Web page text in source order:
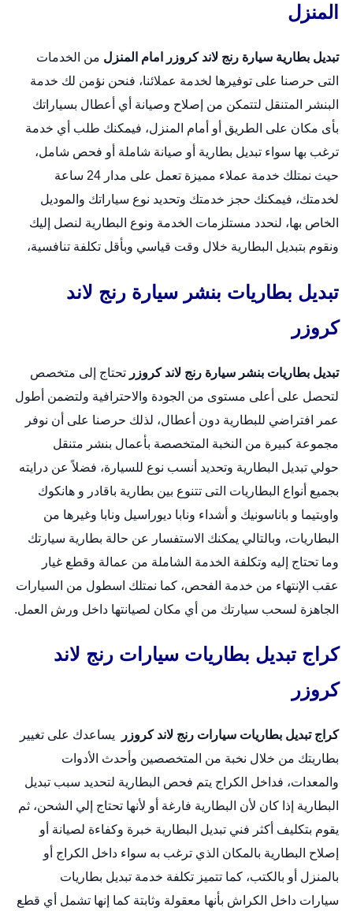
المنزل
تبديل بطارية سيارة رنج لاند كروزر امام المنزل من الخدمات
التى حرصنا على توفيرها لخدمة عملائنا، فنحن نؤمن لك خدمة
البنشر المتنقل لتتمكن من إصلاح وصيانة أي أعطال بسياراتك
بأى مكان على الطريق أو أمام المنزل، فيمكنك طلب أي خدمة
ترغب بها سواء تبديل بطارية أو صيانة شاملة أو فحص شامل،
حيث نمتلك خدمة عملاء مميزة تعمل على مدار 24 ساعة
لخدمتك، فيمكنك حجز خدمتك وتحديد نوع سياراتك والموديل
الخاص بها، لنحدد مستلزمات الخدمة ونوع البطارية لنصل إليك
ونقوم بتبديل البطارية خلال وقت قياسي وبأقل تكلفة تنافسية،
تبديل بطاريات بنشر سيارة رنج لاند
كروزر
تبديل بطاريات بنشر سيارة رنج لاند كروزر تحتاج إلى متخصص
لتحصل على أعلى مستوى من الجودة والاحترافية ولتضمن أطول
عمر افتراضي للبطارية دون أعطال، لذلك حرصنا على أن نوفر
مجموعة كبيرة من النخبة المتخصصة بأعمال بنشر متنقل
حولي تبديل البطارية وتحديد أنسب نوع للسيارة، فضلاً عن درايته
بجميع أنواع البطاريات التى تتنوع بين بطارية باقادر و هانكوك
واوبتيما و باناسونيك و أشداء ونابا ديوراسيل ونابا وغيرها من
البطاريات، وبالتالي يمكنك الاستفسار عن حالة بطارية سيارتك
وما تحتاج إليه وتكلفة الخدمة الشاملة من عمالة وقطع غيار
عقب الإنتهاء من خدمة الفحص، كما نمتلك اسطول من السيارات
الجاهزة لسحب سيارتك من أي مكان لصيانتها داخل ورش العمل.
كراج تبديل بطاريات سيارات رنج لاند
كروزر
كراج تبديل بطاريات سيارات رنج لاند كروزر
يساعدك على تغيير
بطاريتك من خلال نخبة من المتخصصين وأحدث الأدوات
والمعدات، فداخل الكراج يتم فحص البطارية لتحديد سبب تبديل
البطارية إذا كان لأن البطارية فارغة أو لأنها تحتاج إلي الشحن، ثم
يقوم بتكليف أكثر فني تبديل البطارية خبرة وكفاءة لصيانة أو
إصلاح البطارية بالمكان الذي ترغب به سواء داخل الكراج أو
بالمنزل أو بالكتب، كما تتميز تكلفة خدمة تبديل بطاريات
سيارات داخل الكراش بأنها معقولة وثابتة كما إنها تشمل أي قطع